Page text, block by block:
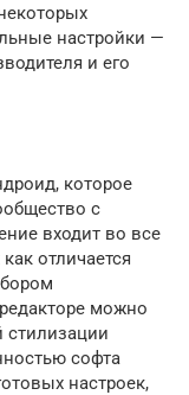
настройки —
и его
которое
с
входит во все
отличается
можно
стилизации
софта
настроек,